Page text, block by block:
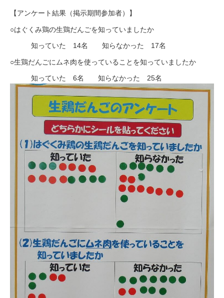
【アンケート結果（掲示期間参加者）】
○はぐくみ鶏の生鶏だんごを知っていましたか
知っていた 14名 知らなかった 17名
○生鶏だんごにムネ肉を使っていることを知っていましたか
知っていた 6名 知らなかった 25名